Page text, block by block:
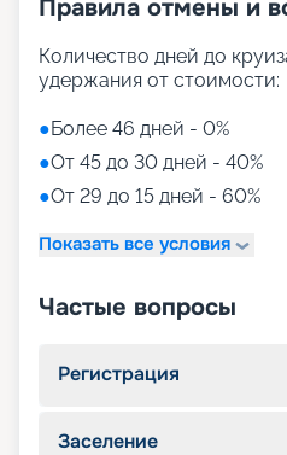
Правила отмены и
Количество дней до
удержания от стоимости:
●Более 46 дней - 0%
●От 45 до 30 дней - 40%
●От 29 до 15 дней - 60%
Показать все условия
Частые вопросы
Регистрация
Заселение